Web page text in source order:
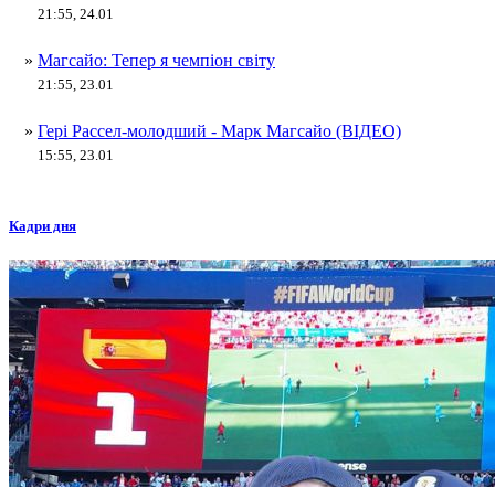
21:55, 24.01
» Магсайо: Тепер я чемпіон світу
21:55, 23.01
» Гері Рассел-молодший - Марк Магсайо (ВІДЕО)
15:55, 23.01
Кадри дня